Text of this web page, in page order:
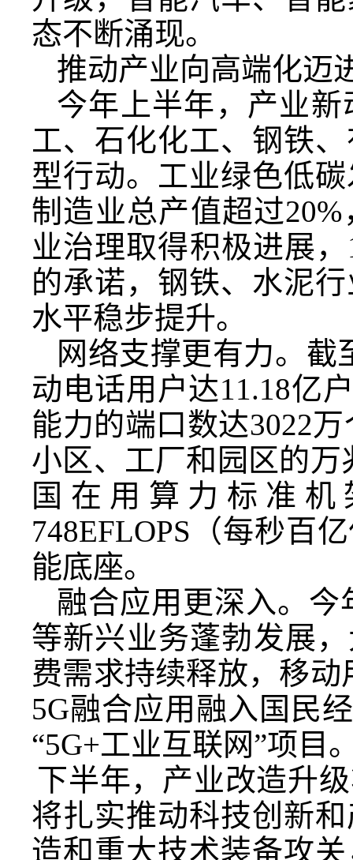
态不断涌现。
推动产业向高端化迈
今年上半年，产业
工、石化化工、钢铁
型行动。工业绿色低
制造业总产值超过
业治理取得积极进展
的承诺，钢铁、水泥
水平稳步提升。
网络支撑更有力。截
动电话用户达11.18亿
能力的端口数达3022
小区、工厂和园区的
国在用算力标准机
748EFLOPS（每秒百
能底座。
融合应用更深入。
等新兴业务蓬勃发展
费需求持续释放，移
5G融合应用融入国民
“5G+工业互联网”项目
下半年，产业改造升
将扎实推动科技创新
造和重大技术装备攻